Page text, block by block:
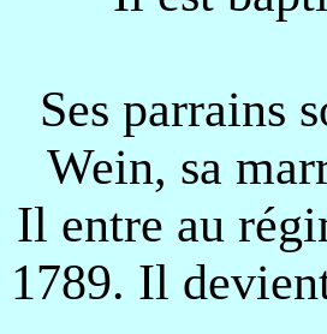
Ses parrains
Wein, sa
Il entre au
1789. Il